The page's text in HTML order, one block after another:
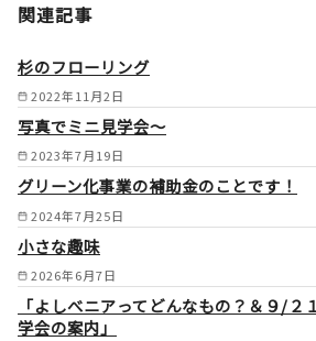
野市/富田林市/大阪
東市/四条畷市/門真
寝屋川市 /
関連記事
2022年11月2日
杉のフローリング
2023年7月19日
写真でミニ見学会～
2024年7月25日
グリーン化事業の補助金のことです！
2026年6月7日
小さな趣味
「よしべニアってどんなもの？＆９/２
学会の案内」